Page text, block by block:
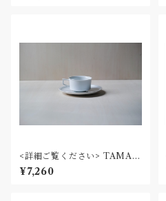
<詳細ご覧ください> TAMAK
I / ティーカップ, ソーサー
¥7,260